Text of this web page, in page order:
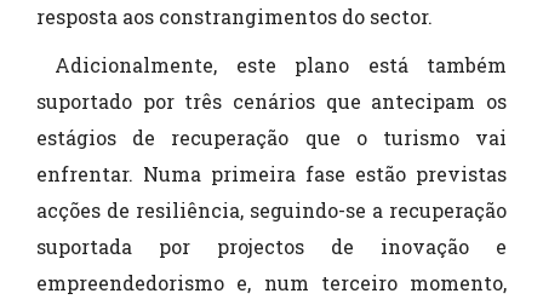
resposta aos constrangimentos do sector.
Adicionalmente, este plano está também
suportado por três cenários que antecipam os
estágios de recuperação que o turismo vai
enfrentar. Numa primeira fase estão previstas
acções de resiliência, seguindo-se a recuperação
suportada por projectos de inovação e
empreendedorismo e, num terceiro momento,